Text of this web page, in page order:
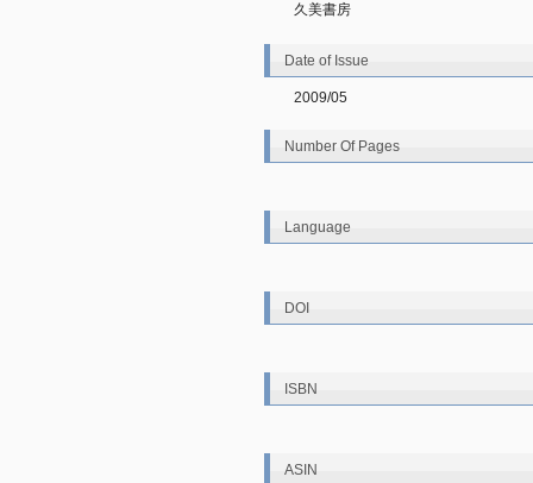
久美書房
Date of Issue
2009/05
Number Of Pages
Language
DOI
ISBN
ASIN